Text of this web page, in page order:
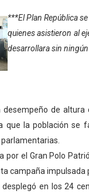
avanza en
aprenden
muestra
de Mérida
talleres para
***El Plan República
quienes asistieron al
desarrollara sin
desempeño de
que la población
por el Gran Polo
campaña
desplegó en los 24